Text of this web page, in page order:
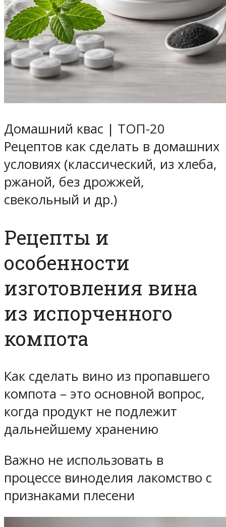
Домашний квас | ТОП-20
Рецептов как сделать в домашних
условиях (классический, из хлеба,
ржаной, без дрожжей,
свекольный и др.)
Рецепты и
особенности
изготовления вина
из испорченного
компота
Как сделать вино из пропавшего
компота – это основной вопрос,
когда продукт не подлежит
дальнейшему хранению
Важно не использовать в
процессе виноделия лакомство с
признаками плесени